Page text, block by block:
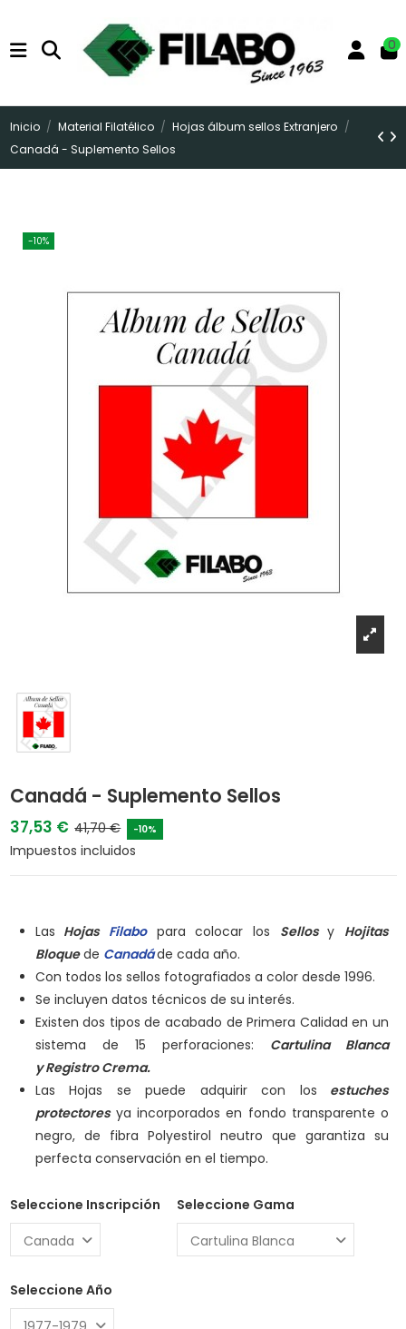
0
Inicio Material Filatélico
Hojas álbum sellos Extranjero
Canadá - Suplemento Sellos
-10%
Canadá - Suplemento Sellos
37,53 € 41,70 € -10%
Impuestos incluidos
Las Hojas Filabo para colocar los Sellos y Hojitas
Bloquede Canadáde cada año.
Con todos los sellos fotografiados a color desde 1996.
Se incluyen datos técnicos de su interés.
Existen dos tipos de acabado de Primera Calidad en un
sistema de 15 perforaciones: Cartulina Blanca
yRegistro Crema.
Las Hojas se puede adquirir con los estuches
protectoresya incorporados en fondo transparente o
negro, de fibra Polyestirol neutro que garantiza su
perfecta conservación en el tiempo.
Seleccione Inscripción Seleccione Gama
Seleccione Año